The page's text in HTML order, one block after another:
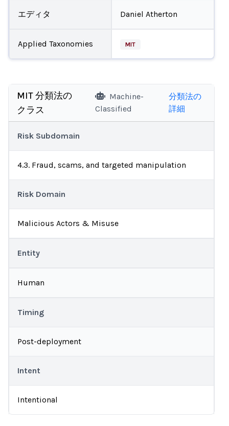
エディタ Daniel Atherton
Applied Taxonomies MIT
MIT 分類法の
クラス
Machine-
Classified
分類法の
詳細
Risk Subdomain
4.3. Fraud, scams, and targeted manipulation
Risk Domain
Malicious Actors & Misuse
Entity
Human
Timing
Post-deployment
Intent
Intentional